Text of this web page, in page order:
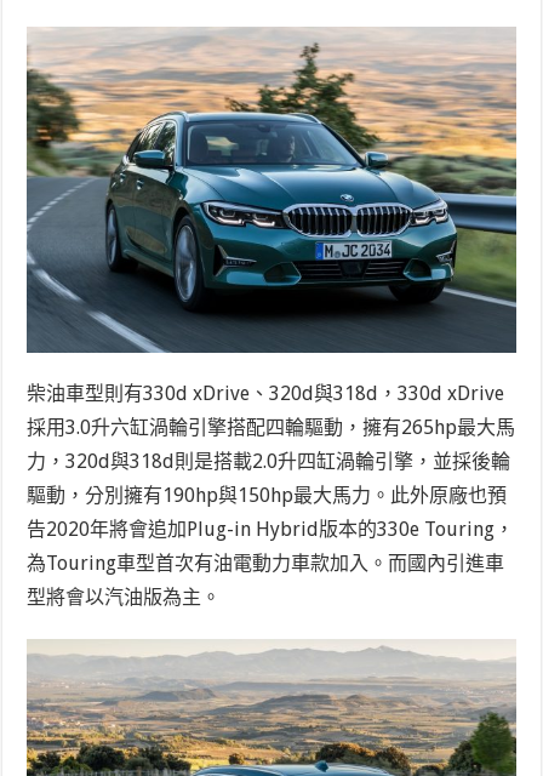
柴油車型則有330d xDrive、320d與318d，330d xDrive
採用3.0升六缸渦輪引擎搭配四輪驅動，擁有265hp最大馬
力，320d與318d則是搭載2.0升四缸渦輪引擎，並採後輪
驅動，分別擁有190hp與150hp最大馬力。此外原廠也預
告2020年將會追加Plug-in Hybrid版本的330e Touring，
為Touring車型首次有油電動力車款加入。而國內引進車
型將會以汽油版為主。